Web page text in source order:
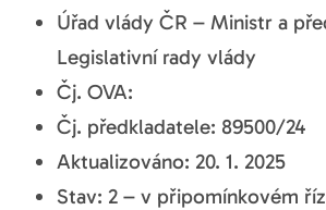
Úřad vlády ČR – Ministr a
Legislativní rady vlády
Čj. OVA:
Čj. předkladatele: 89500/24
Aktualizováno: 20. 1. 2025
Stav: 2 – v připomínkovém